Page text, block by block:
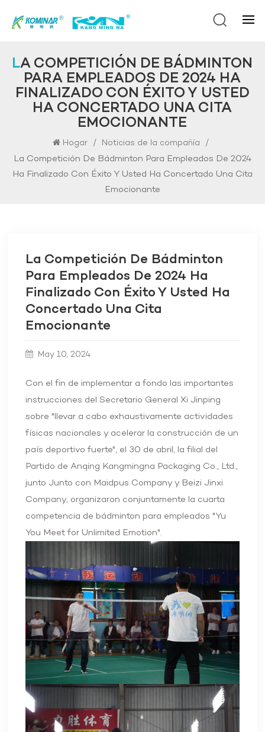
LA COMPETICIÓN DE BÁDMINTON
PARA EMPLEADOS DE 2024 HA
FINALIZADO CON ÉXITO Y USTED
HA CONCERTADO UNA CITA
EMOCIONANTE
Hogar / Noticias de la compañía /
La Competición De Bádminton Para Empleados De 2024
Ha Finalizado Con Éxito Y Usted Ha Concertado Una Cita
Emocionante
La Competición De Bádminton
Para Empleados De 2024 Ha
Finalizado Con Éxito Y Usted Ha
Concertado Una Cita
Emocionante
May 10, 2024
Con el fin de implementar a fondo las importantes
instrucciones del Secretario General Xi Jinping
sobre "llevar a cabo exhaustivamente actividades
físicas nacionales y acelerar la construcción de un
país deportivo fuerte", el 30 de abril, la filial del
Partido de Anqing Kangmingna Packaging Co., Ltd.,
junto Junto con Maidpus Company y Beizi Jinxi
Company, organizaron conjuntamente la cuarta
competencia de bádminton para empleados "Yu
You Meet for Unlimited Emotion".